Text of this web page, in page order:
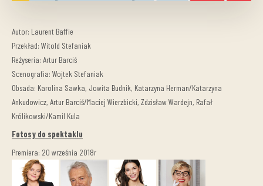
Autor: Laurent Baffie
Przekład: Witold Stefaniak
Reżyseria: Artur Barciś
Scenografia: Wojtek Stefaniak
Obsada: Karolina Sawka, Jowita Budnik, Katarzyna Herman/Katarzyna
Ankudowicz, Artur Barciś/Maciej Wierzbicki, Zdzisław Wardejn, Rafał
Królikowski/Kamil Kula
Fotosy do spektaklu
Premiera: 20 września 2018r